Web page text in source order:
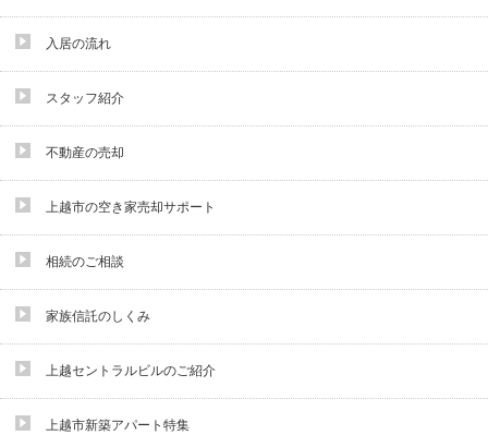
入居の流れ
スタッフ紹介
不動産の売却
上越市の空き家売却サポート
相続のご相談
家族信託のしくみ
上越セントラルビルのご紹介
上越市新築アパート特集